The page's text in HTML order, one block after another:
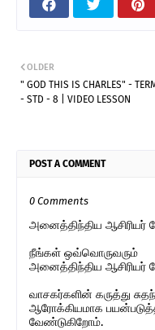
OLDER
" GOD THIS IS CHARLES" -
- STD - 8 | VIDEO LESSON
POST A COMMENT
0 Comments
அனைத்திந்திய ஆசிரியர்
நீங்கள் ஒவ்வொருவரும்
அனைத்திந்திய ஆசிரியர்
வாசகர்களின் கருத்து
ஆரோக்கியமாக
வேண்டுகிறோம்.